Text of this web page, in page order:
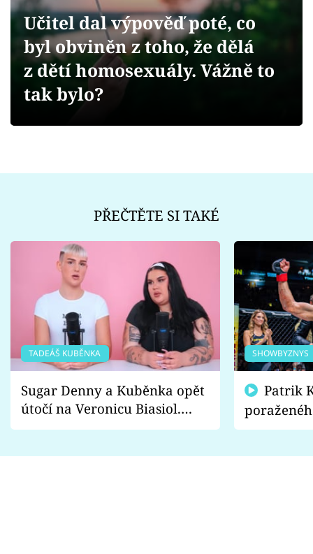
Videa
Sledujte prima+
Učitel dal výpověď poté, co
byl obviněn z toho, že dělá
z dětí homosexuály. Vážně to
tak bylo?
PŘEČTĚTE SI TAKÉ
TADEÁŠ KUBĚNKA
Sugar Denny a Kuběnka opět
útočí na Veronicu Biasiol.
Proč je podle nich falešná a
SHOWBYZNYS
fanoušci